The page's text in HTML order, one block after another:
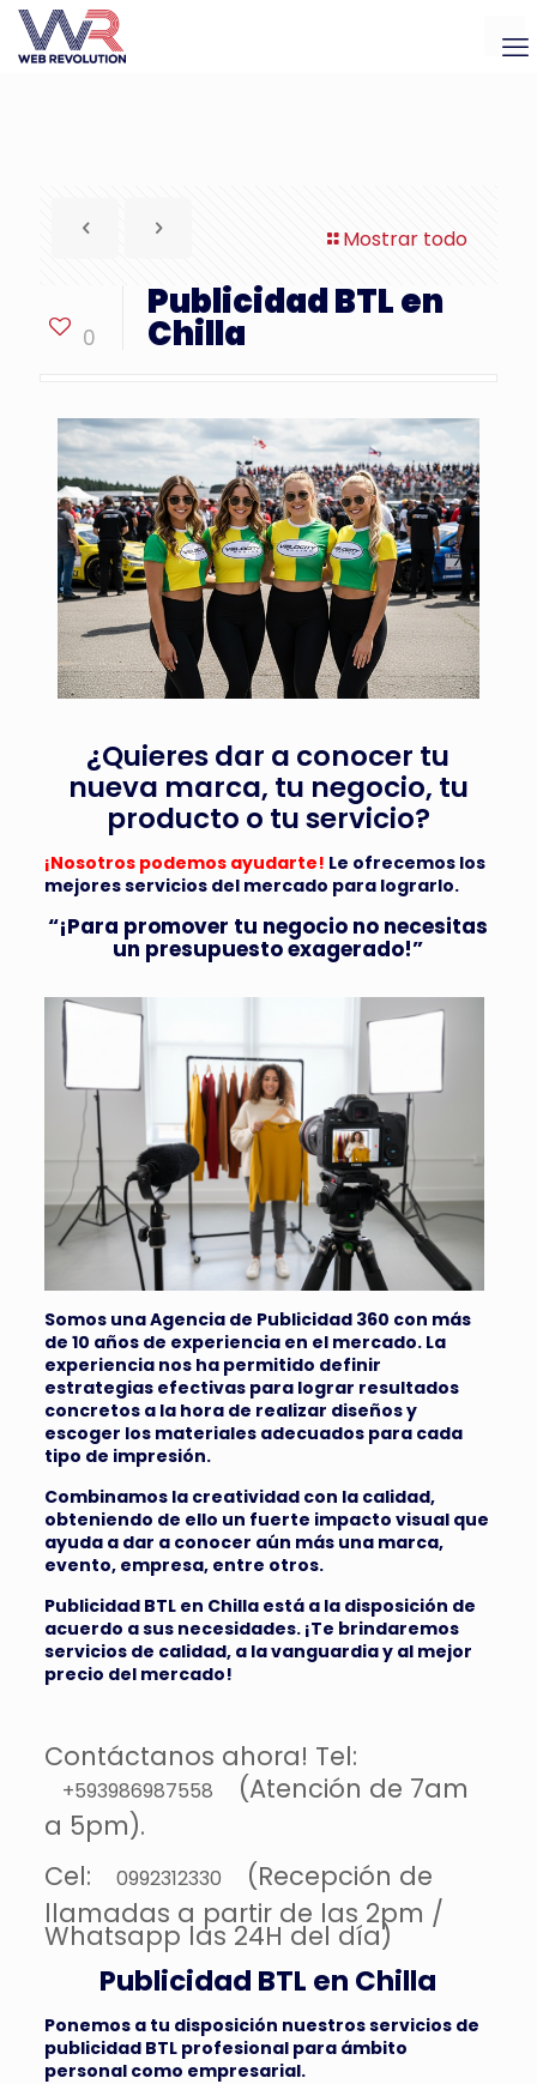
Mostrar todo
0
Publicidad BTL en
Chilla
¿Quieres dar a conocer tu
nueva marca, tu negocio, tu
producto o tu servicio?
¡Nosotros podemos ayudarte! Le ofrecemos los
mejores servicios del mercado para lograrlo.
“¡Para promover tu negocio no necesitas
un presupuesto exagerado!”
Somos una Agencia de Publicidad 360 con más
de 10 años de experiencia en el mercado. La
experiencia nos ha permitido definir
estrategias efectivas para lograr resultados
concretos a la hora de realizar diseños y
escoger los materiales adecuados para cada
tipo de impresión.
Combinamos la creatividad con la calidad,
obteniendo de ello un fuerte impacto visual que
ayuda a dar a conocer aún más una marca,
evento, empresa, entre otros.
Publicidad BTL en Chilla está a la disposición de
acuerdo a sus necesidades. ¡Te brindaremos
servicios de calidad, a la vanguardia y al mejor
precio del mercado!
Contáctanos ahora! Tel:
+593986987558
(Atención de 7am
a 5pm).
Cel:
0992312330
(Recepción de
llamadas a partir de las 2pm /
Whatsapp las 24H del día)
Publicidad BTL en Chilla
Ponemos a tu disposición nuestros servicios de
publicidad BTL profesional para ámbito
personal como empresarial.